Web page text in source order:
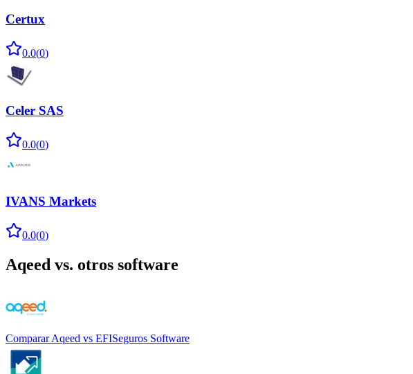
Certux
0.0(0)
Celer SAS
0.0(0)
IVANS Markets
0.0(0)
Aqeed vs. otros software
Comparar Aqeed vs EFISeguros Software